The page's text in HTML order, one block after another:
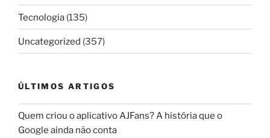
Tecnologia (135)
Uncategorized (357)
ÚLTIMOS ARTIGOS
Quem criou o aplicativo AJFans? A história que o
Google ainda não conta